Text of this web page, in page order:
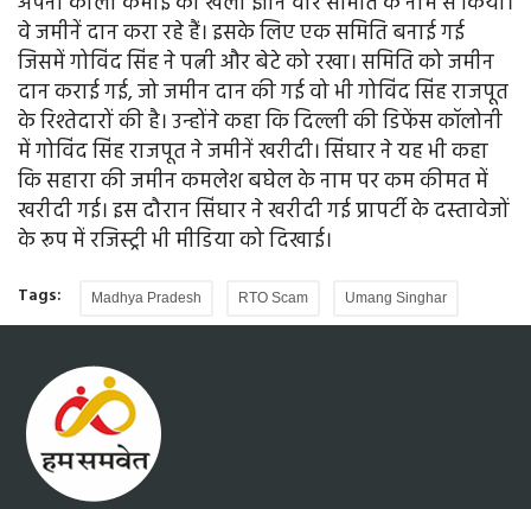
वे जमीनें दान करा रहे हैं। इसके लिए एक समिति बनाई गई
जिसमें गोविंद सिंह ने पत्नी और बेटे को रखा। समिति को जमीन
दान कराई गई, जो जमीन दान की गई वो भी गोविंद सिंह राजपूत
के रिश्तेदारों की है। उन्होंने कहा कि दिल्ली की डिफेंस कॉलोनी
में गोविंद सिंह राजपूत ने जमीनें खरीदी। सिंघार ने यह भी कहा
कि सहारा की जमीन कमलेश बघेल के नाम पर कम कीमत में
खरीदी गई। इस दौरान सिंघार ने खरीदी गई प्रापर्टी के दस्तावेजों
के रूप में रजिस्ट्री भी मीडिया को दिखाई।
Tags: Madhya Pradesh RTO Scam Umang Singhar